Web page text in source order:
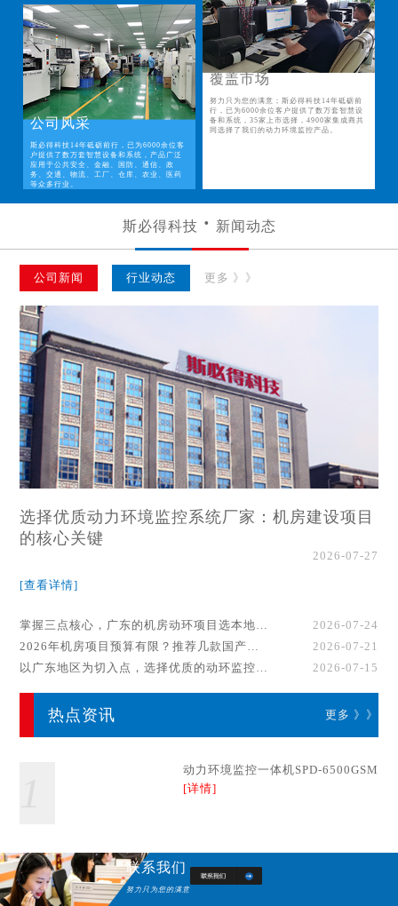
公司风采
斯必得科技14年砥砺前行，已为6000余位客
户提供了数万套智慧设备和系统，产品广泛
应用于公共安全、金融、国防、通信、政
务、交通、物流、工厂、仓库、农业、医药
等众多行业。
覆盖市场
努力只为您的满意；斯必得科技14年砥砺前
行，已为6000余位客户提供了数万套智慧设
备和系统，35家上市选择，4900家集成商共
同选择了我们的动力环境监控产品。
斯必得科技 新闻动态
公司新闻 行业动态 更多 》》
选择优质动力环境监控系统厂家：机房建设项目
的核心关键
2026-07-27
[查看详情]
掌握三点核心，广东的机房动环项目选本地厂家事半功倍！
2026-07-24
2026年机房项目预算有限？推荐几款国产动环监控系统品牌
2026-07-21
以广东地区为切入点，选择优质的动环监控系统厂家
2026-07-15
热点资讯 更多 》》
动力环境监控一体机SPD-6500GSM
[详情]
联系我们
努力只为您的满意